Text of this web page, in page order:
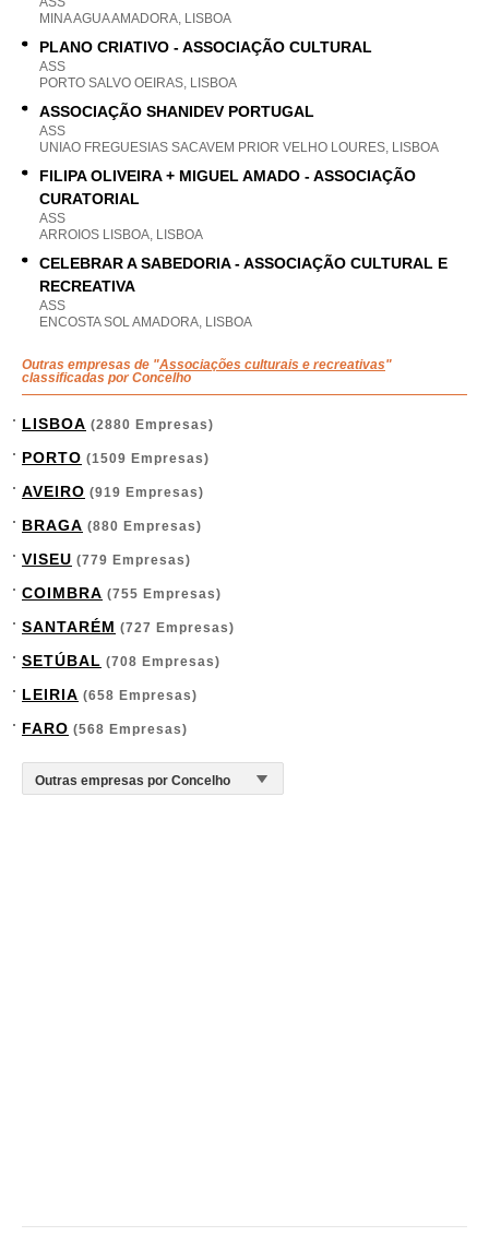
MINA AGUA AMADORA, LISBOA
PLANO CRIATIVO - ASSOCIAÇÃO CULTURAL
ASS
PORTO SALVO OEIRAS, LISBOA
ASSOCIAÇÃO SHANIDEV PORTUGAL
ASS
UNIAO FREGUESIAS SACAVEM PRIOR VELHO LOURES, LISBOA
FILIPA OLIVEIRA + MIGUEL AMADO - ASSOCIAÇÃO
CURATORIAL
ASS
ARROIOS LISBOA, LISBOA
CELEBRAR A SABEDORIA - ASSOCIAÇÃO CULTURAL E
RECREATIVA
ASS
ENCOSTA SOL AMADORA, LISBOA
Outras empresas de "Associações culturais e recreativas"
classificadas por Concelho
LISBOA (2880 Empresas)
PORTO (1509 Empresas)
AVEIRO (919 Empresas)
BRAGA (880 Empresas)
VISEU (779 Empresas)
COIMBRA (755 Empresas)
SANTARÉM (727 Empresas)
SETÚBAL (708 Empresas)
LEIRIA (658 Empresas)
FARO (568 Empresas)